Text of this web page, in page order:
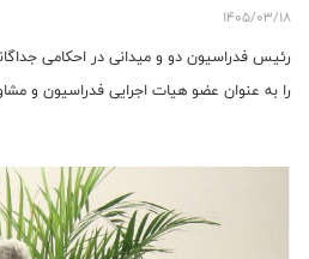
1405/03/18
رئیس فدراسیون دو و میدانی در احکامی
را به عنوان عضو هیات اجرایی فدراسیون و